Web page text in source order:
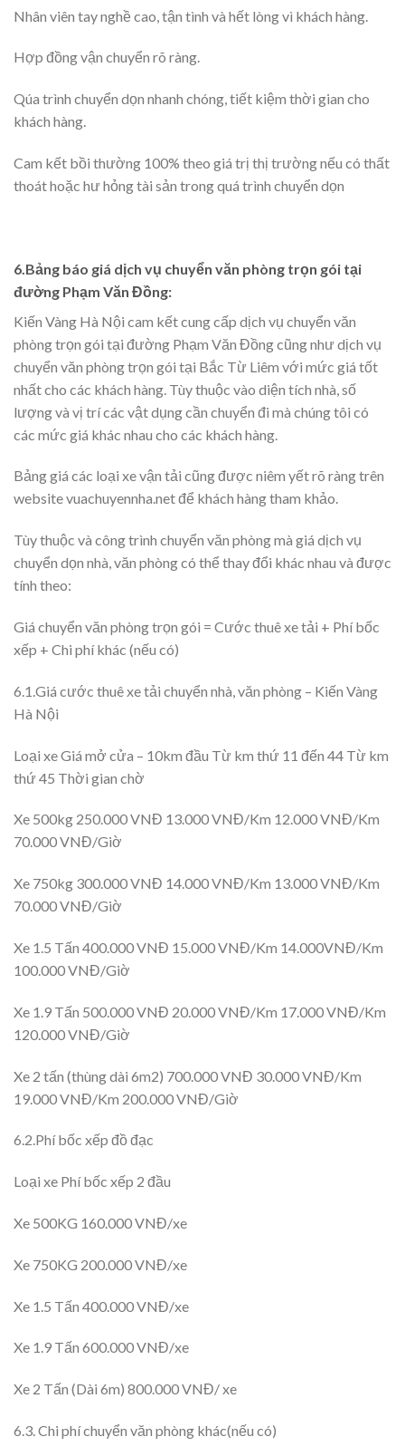
Nhân viên tay nghề cao, tận tình và hết lòng vì khách hàng.
Hợp đồng vận chuyển rõ ràng.
Qúa trình chuyển dọn nhanh chóng, tiết kiệm thời gian cho
khách hàng.
Cam kết bồi thường 100% theo giá trị thị trường nếu có thất
thoát hoặc hư hỏng tài sản trong quá trình chuyển dọn
6.Bảng báo giá dịch vụ chuyển văn phòng trọn gói tại
đường Phạm Văn Đồng:
Kiến Vàng Hà Nội cam kết cung cấp dịch vụ chuyển văn
phòng trọn gói tại đường Phạm Văn Đồng cũng như dịch vụ
chuyển văn phòng trọn gói tại Bắc Từ Liêm với mức giá tốt
nhất cho các khách hàng. Tùy thuộc vào diện tích nhà, số
lượng và vị trí các vật dụng cần chuyển đi mà chúng tôi có
các mức giá khác nhau cho các khách hàng.
Bảng giá các loại xe vận tải cũng được niêm yết rõ ràng trên
website vuachuyennha.net để khách hàng tham khảo.
Tùy thuộc và công trình chuyển văn phòng mà giá dịch vụ
chuyển dọn nhà, văn phòng có thể thay đổi khác nhau và được
tính theo:
Giá chuyển văn phòng trọn gói = Cước thuê xe tải + Phí bốc
xếp + Chi phí khác (nếu có)
6.1.Giá cước thuê xe tải chuyển nhà, văn phòng – Kiến Vàng
Hà Nội
Loại xe Giá mở cửa – 10km đầu Từ km thứ 11 đến 44 Từ km
thứ 45 Thời gian chờ
Xe 500kg 250.000 VNĐ 13.000 VNĐ/Km 12.000 VNĐ/Km
70.000 VNĐ/Giờ
Xe 750kg 300.000 VNĐ 14.000 VNĐ/Km 13.000 VNĐ/Km
70.000 VNĐ/Giờ
Xe 1.5 Tấn 400.000 VNĐ 15.000 VNĐ/Km 14.000VNĐ/Km
100.000 VNĐ/Giờ
Xe 1.9 Tấn 500.000 VNĐ 20.000 VNĐ/Km 17.000 VNĐ/Km
120.000 VNĐ/Giờ
Xe 2 tấn (thùng dài 6m2) 700.000 VNĐ 30.000 VNĐ/Km
19.000 VNĐ/Km 200.000 VNĐ/Giờ
6.2.Phí bốc xếp đồ đạc
Loại xe Phí bốc xếp 2 đầu
Xe 500KG 160.000 VNĐ/xe
Xe 750KG 200.000 VNĐ/xe
Xe 1.5 Tấn 400.000 VNĐ/xe
Xe 1.9 Tấn 600.000 VNĐ/xe
Xe 2 Tấn (Dài 6m) 800.000 VNĐ/ xe
6.3. Chi phí chuyển văn phòng khác(nếu có)